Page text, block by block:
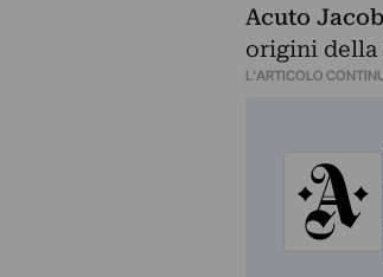
Acuto
origini
L'ARTICOLO